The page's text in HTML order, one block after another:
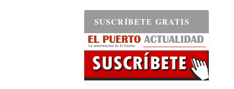
SUSCRÍBETE GRATIS